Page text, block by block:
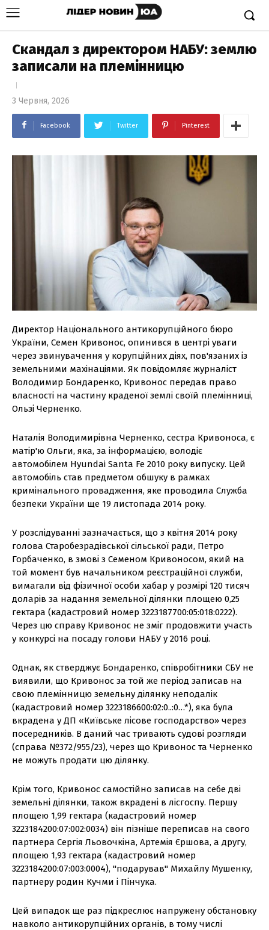
Скандал з директором НАБУ: землю
записали на племінницю
3 Червня, 2026
Facebook Twitter Pinterest
Директор Національного антикорупційного бюро
України, Семен Кривонос, опинився в центрі уваги
через звинувачення у корупційних діях, пов'язаних із
земельними махінаціями. Як повідомляє журналіст
Володимир Бондаренко, Кривонос передав право
власності на частину краденої землі своїй племінниці,
Ользі Черненко.
Наталія Володимирівна Черненко, сестра Кривоноса, є
матір'ю Ольги, яка, за інформацією, володіє
автомобілем Hyundai Santa Fe 2010 року випуску. Цей
автомобіль став предметом обшуку в рамках
кримінального провадження, яке проводила Служба
безпеки України ще 19 листопада 2014 року.
У розслідуванні зазначається, що з квітня 2014 року
голова Старобезрадівської сільської ради, Петро
Горбаченко, в змові з Семеном Кривоносом, який на
той момент був начальником реєстраційної служби,
вимагали від фізичної особи хабар у розмірі 120 тисяч
доларів за надання земельної ділянки площею 0,25
гектара (кадастровий номер 3223187700:05:018:0222).
Через цю справу Кривонос не зміг продовжити участь
у конкурсі на посаду голови НАБУ у 2016 році.
Однак, як стверджує Бондаренко, співробітники СБУ не
виявили, що Кривонос за той же період записав на
свою племінницю земельну ділянку неподалік
(кадастровий номер 3223186600:02:0..:0…*), яка була
вкрадена у ДП «Київське лісове господарство» через
посередників. В даний час тривають судові розгляди
(справа №372/955/23), через що Кривонос та Черненко
не можуть продати цю ділянку.
Крім того, Кривонос самостійно записав на себе дві
земельні ділянки, також вкрадені в лісгоспу. Першу
площею 1,99 гектара (кадастровий номер
3223184200:07:002:0034) він пізніше переписав на свого
партнера Сергія Льовочкіна, Артемія Єршова, а другу,
площею 1,93 гектара (кадастровий номер
3223184200:07:003:0004), "подарував" Михайлу Мушенку,
партнеру родин Кучми і Пінчука.
Цей випадок ще раз підкреслює напружену обстановку
навколо антикорупційних органів, в тому числі